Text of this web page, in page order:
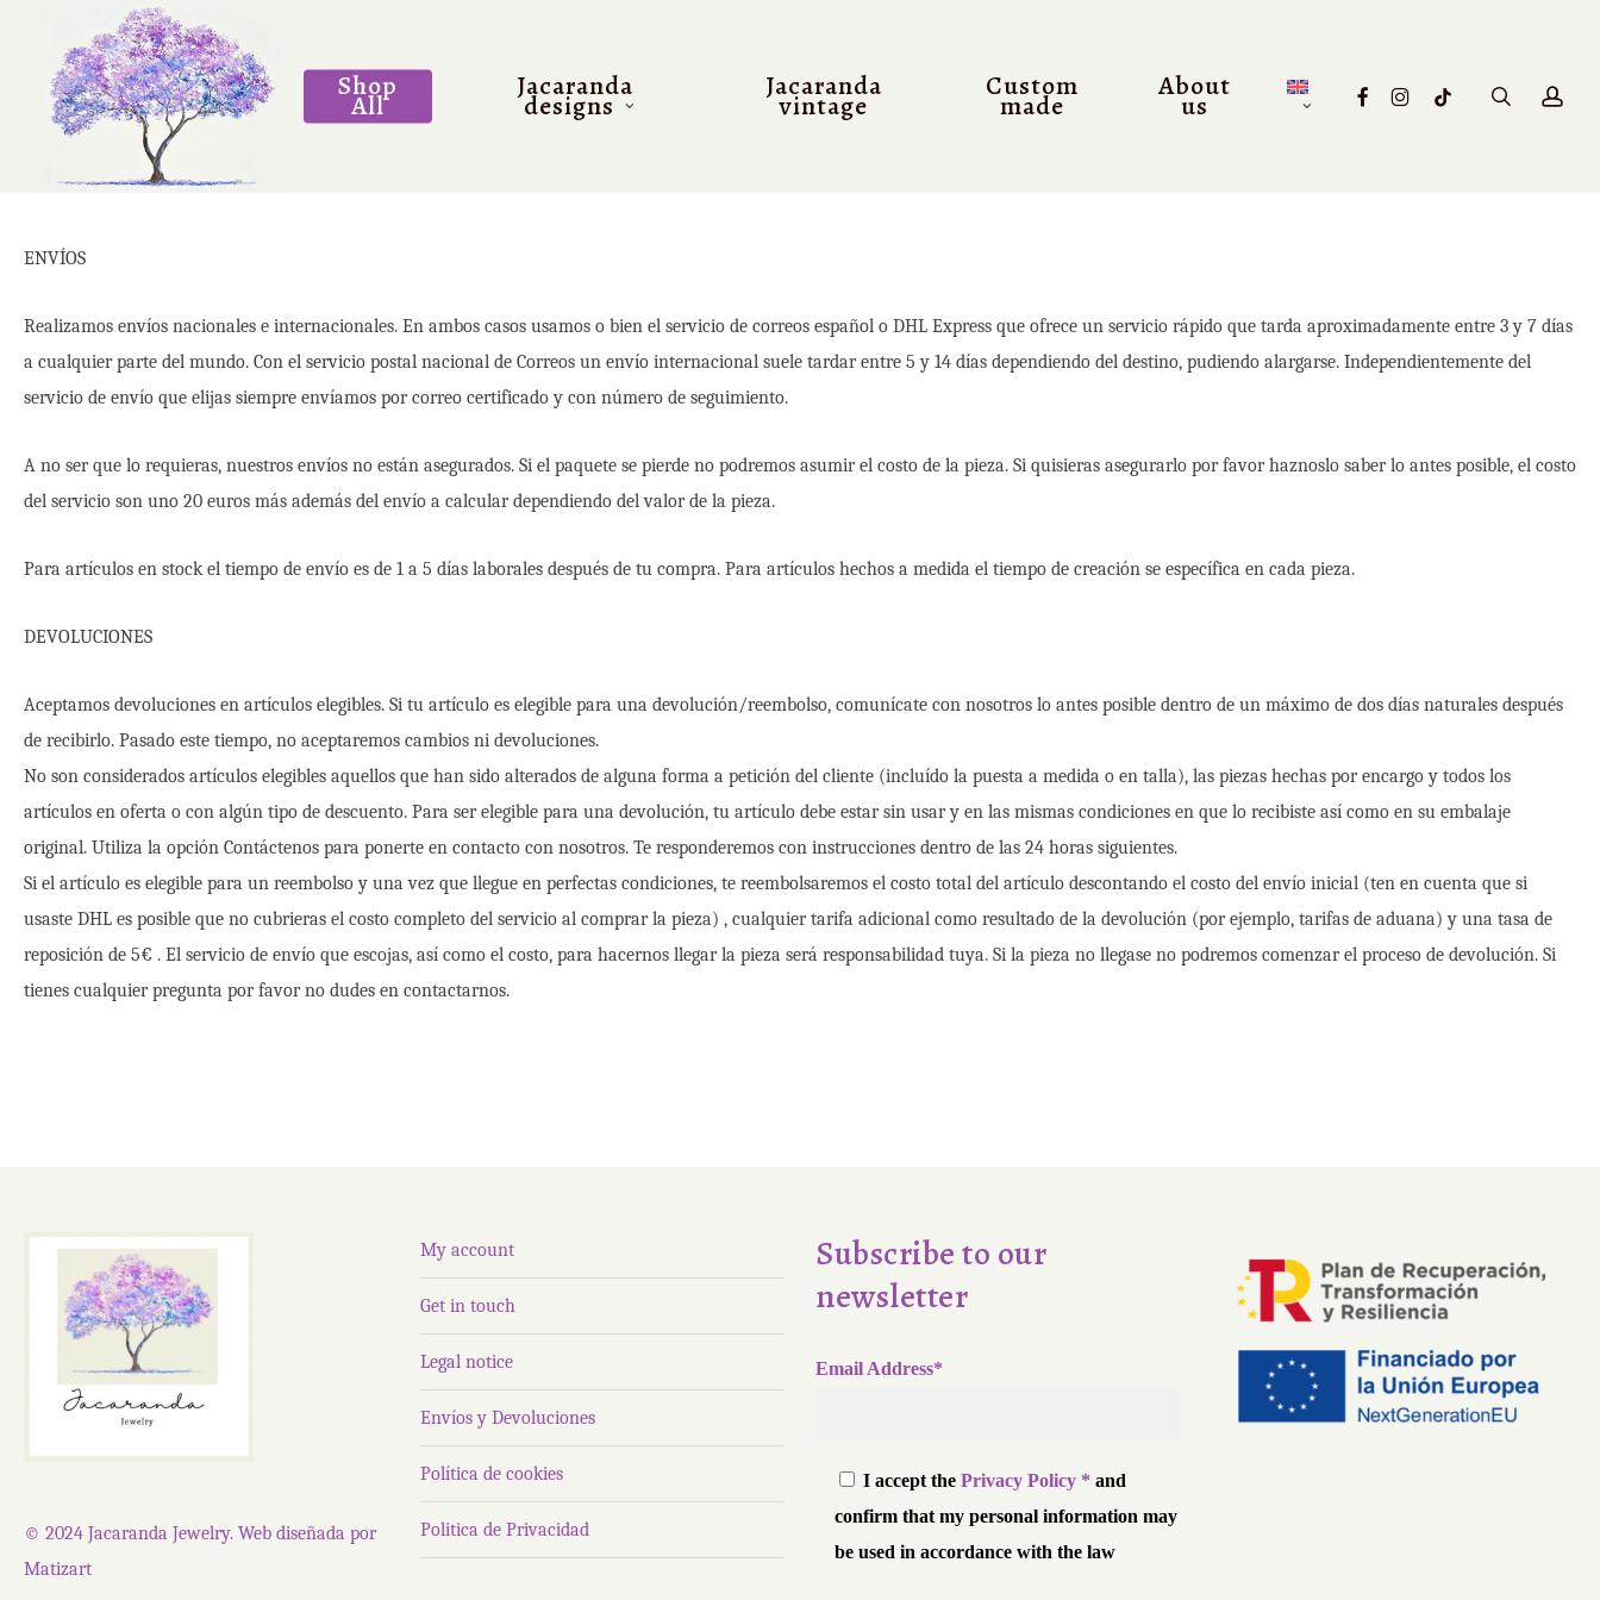
content
Shop
All
Jacaranda
designs
Jacaranda
vintage
Custom
made
About
us facebook
instagram
tiktok search
ENVÍOS
Realizamos envíos nacionales e internacionales. En ambos casos usamos o bien el servicio de correos español o DHL Express que ofrece un servicio rápido que tarda aproximadamente entre 3 y 7 días
a cualquier parte del mundo. Con el servicio postal nacional de Correos un envío internacional suele tardar entre 5 y 14 días dependiendo del destino, pudiendo alargarse. Independientemente del
servicio de envío que elijas siempre envíamos por correo certificado y con número de seguimiento.
A no ser que lo requieras, nuestros envíos no están asegurados. Si el paquete se pierde no podremos asumir el costo de la pieza. Si quisieras asegurarlo por favor haznoslo saber lo antes posible, el costo
del servicio son uno 20 euros más además del envío a calcular dependiendo del valor de la pieza.
Para artículos en stock el tiempo de envío es de 1 a 5 días laborales después de tu compra. Para artículos hechos a medida el tiempo de creación se específica en cada pieza.
DEVOLUCIONES
Aceptamos devoluciones en artículos elegibles. Si tu artículo es elegible para una devolución/reembolso, comunícate con nosotros lo antes posible dentro de un máximo de dos días naturales después
de recibirlo. Pasado este tiempo, no aceptaremos cambios ni devoluciones.
No son considerados artículos elegibles aquellos que han sido alterados de alguna forma a petición del cliente (incluído la puesta a medida o en talla), las piezas hechas por encargo y todos los
artículos en oferta o con algún tipo de descuento. Para ser elegible para una devolución, tu artículo debe estar sin usar y en las mismas condiciones en que lo recibiste así como en su embalaje
original. Utiliza la opción Contáctenos para ponerte en contacto con nosotros. Te responderemos con instrucciones dentro de las 24 horas siguientes.
Si el artículo es elegible para un reembolso y una vez que llegue en perfectas condiciones, te reembolsaremos el costo total del artículo descontando el costo del envío inicial (ten en cuenta que si
usaste DHL es posible que no cubrieras el costo completo del servicio al comprar la pieza) , cualquier tarifa adicional como resultado de la devolución (por ejemplo, tarifas de aduana) y una tasa de
reposición de 5€ . El servicio de envío que escojas, así como el costo, para hacernos llegar la pieza será responsabilidad tuya. Si la pieza no llegase no podremos comenzar el proceso de devolución. Si
tienes cualquier pregunta por favor no dudes en contactarnos.
© 2024 Jacaranda Jewelry. Web diseñada por
Matizart
My account
Get in touch
Legal notice
Envíos y Devoluciones
Política de cookies
Politica de Privacidad
Subscribe to our
newsletter
Email Address*
I accept thePrivacy Policy *and
confirm that my personal information may
be used in accordance with the law